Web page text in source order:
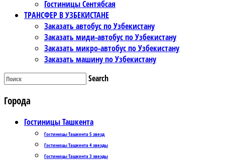
Гостиницы Сентябсая
ТРАНСФЕР В УЗБЕКИСТАНЕ
Заказать автобус по Узбекистану
Заказать миди-автобус по Узбекистану
Заказать микро-автобус по Узбекистану
Заказать машину по Узбекистану
Search
Города
Гостиницы Ташкента
Гостиницы Ташкента 5 звезд
Гостиницы Ташкента 4 звезды
Гостиницы Ташкента 3 звезды